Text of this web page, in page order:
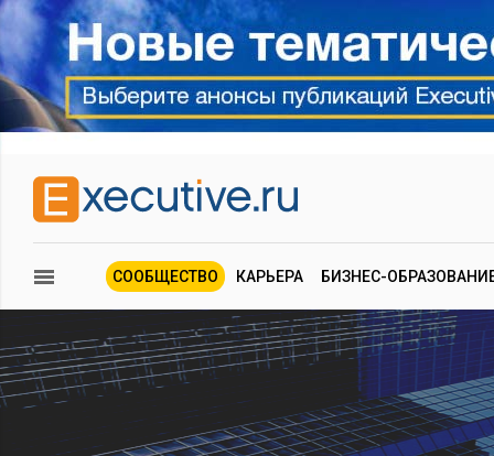
СООБЩЕСТВО КАРЬЕРА БИЗНЕС-